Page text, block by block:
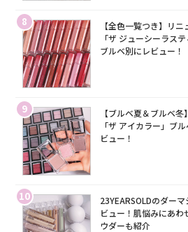
8
【全色一覧つき】リ
「ザ ジューシーラス
ブルベ別にレビュー！
9
【ブルベ夏＆ブルベ
「ザ アイカラー」ブ
ビュー！
10
23YEARSOLDのダー
ビュー！肌悩みにあ
ウダーも紹介